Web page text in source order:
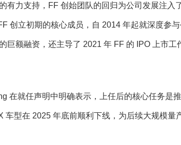
有力支持，FF 创始团队的回归为公司发展注入
创立初期的核心成员，自 2014 年起就深度参
巨额融资，还主导了 2021 年 FF 的 IPO 上市
在就任声明中明确表示，上任后的核心任务是
车型在 2025 年底前顺利下线，为后续大规模量